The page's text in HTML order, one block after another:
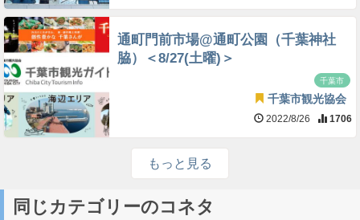
通町門前市場@通町公園（千葉神社
脇）＜8/27(土曜)＞
千葉市
千葉市観光協会
2022/8/26 1706
もっと見る
同じカテゴリーのコネタ